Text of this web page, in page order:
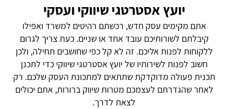
יועץ אסטרטגי שיווקי ועסקי
אתם מקימים עסק חדש, רכשתם רהיטים למשרד ואפילו
קיבלתם לשורותיכם עובד אחד או שניים. כעת צריך לגרום
ללקוחות לפנות אליכם. זה לא קל כפי שחושבים תחילה, ולכן
חשוב לפנות לשירותיו של יועץ אסטרטגי שיווקי כדי לתכנן
תכנית פעולה מדוקדקת שתתאים למתכונת העסק שלכם. רק
לאחר שהגדרתם לעצמכם מטרות שיווק ברורות, אתם יכולים
לצאת לדרך.